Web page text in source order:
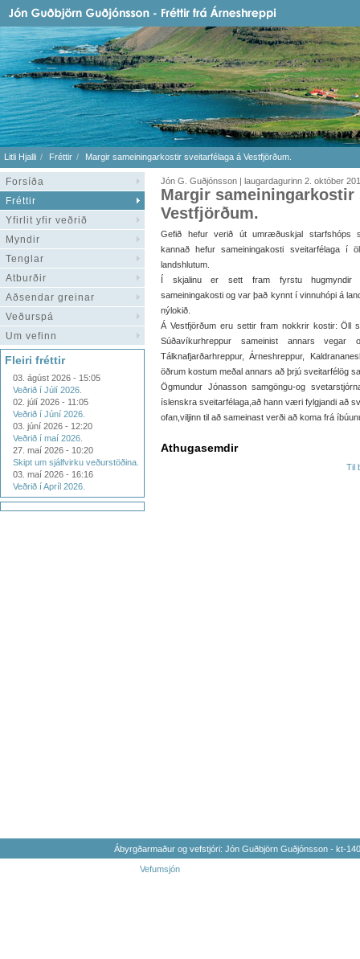
Litli Hjalli Fréttir Margir sameiningarkostir sveitarfélaga á Vestfjörðum.
Forsíða
Fréttir
Yfirlit yfir veðrið
Myndir
Tenglar
Atburðir
Aðsendar greinar
Veðurspá
Um vefinn
Fleiri fréttir
03. ágúst 2026 - 15:05
Veðrið í Júlí 2026.
02. júlí 2026 - 11:05
Veðrið í Júní 2026.
03. júní 2026 - 12:20
Veðrið í maí 2026.
27. maí 2026 - 10:20
Skipt um sjálfvirku veðurstöðina.
03. maí 2026 - 16:16
Veðrið í Apríl 2026.
Jón G. Guðjónsson | laugardagurinn 2. október
Margir sameiningarkostir
Vestfjörðum.
Gefið hefur verið út umræðuskjal starfshóps
kannað hefur sameiningakosti sveitarfélaga í
landshlutum.
Í skjalinu er sett fram fyrstu hugmyndir
sameiningakosti og var það kynnt í vinnuhópi á
nýlokið.
Á Vestfjörðum eru settir fram nokkrir kostir: Öll
Súðavíkurhreppur sameinist annars vegar
Tálknafjarðarhreppur, Árneshreppur,
öðrum kostum meðal annars að þrjú sveitarfélög
Ögmundur Jónasson samgöngu-og
íslenskra sveitarfélaga,að hann væri fylgjandi að
ofan,viljinn til að sameinast verði að koma frá
Athugasemdir
Til
Ábyrgðarmaður og vefstjóri: Jón Guðbjörn Guðjónsson - kt-
Vefumsjón